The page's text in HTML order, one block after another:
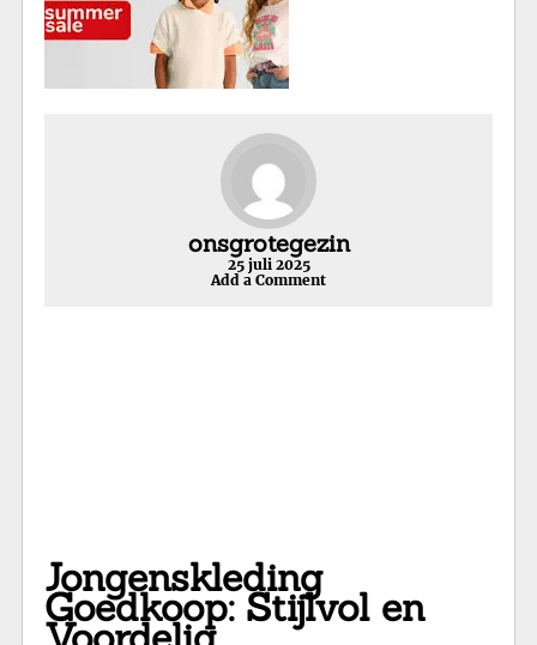
onsgrotegezin
25 juli 2025
Add a Comment
Jongenskleding
Goedkoop: Stijlvol en